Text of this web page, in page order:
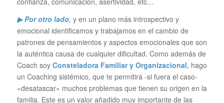
▶ Por otro lado, y en un plano más introspectivo y
emocional identificamos y trabajamos en el cambio de
patrones de pensamientos y aspectos emocionales que son
la auténtica causa de cualquier dificultad. Como además de
Coach soy Consteladora Familiar y Organizacional, hago
un Coaching sistémico, que te permitirá -si fuera el caso-
«desatascar» muchos problemas que tienen su origen en la
familia. Este es un valor añadido muy importante de las